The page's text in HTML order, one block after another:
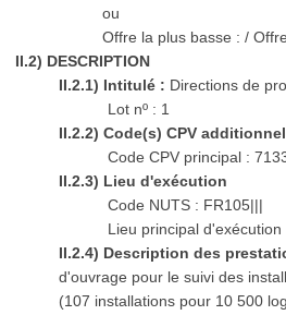
ou
Offre la plus basse : /
II.2) DESCRIPTION
II.2.1) Intitulé : Directions de
Lot nº : 1
II.2.2) Code(s) CPV
Code CPV principal :
II.2.3) Lieu d'exécution
Code NUTS : FR105|||
Lieu principal
II.2.4) Description des
d'ouvrage pour le suivi des
(107 installations pour 10 500